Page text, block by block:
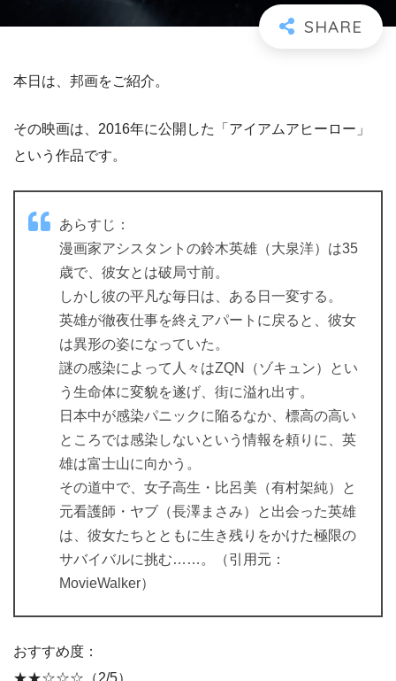
本日は、邦画をご紹介。
その映画は、2016年に公開した「アイアムアヒーロー」
という作品です。
あらすじ：
漫画家アシスタントの鈴木英雄（大泉洋）は35
歳で、彼女とは破局寸前。
しかし彼の平凡な毎日は、ある日一変する。
英雄が徹夜仕事を終えアパートに戻ると、彼女
は異形の姿になっていた。
謎の感染によって人々はZQN（ゾキュン）とい
う生命体に変貌を遂げ、街に溢れ出す。
日本中が感染パニックに陥るなか、標高の高い
ところでは感染しないという情報を頼りに、英
雄は富士山に向かう。
その道中で、女子高生・比呂美（有村架純）と
元看護師・ヤブ（長澤まさみ）と出会った英雄
は、彼女たちとともに生き残りをかけた極限の
サバイバルに挑む……。（引用元：
MovieWalker）
おすすめ度：
★★☆☆☆（2/5）